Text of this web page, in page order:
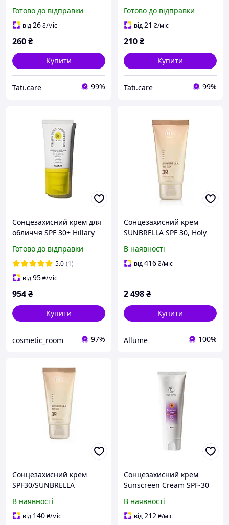
30 мл
Готово до відправки
від26₴/міс
260₴
Купити
Tati.care 99%
Готово до відправки
від21 ₴/міс
210₴
Купити
Tati.care 99%
Сонцезахисний крем для
обличчя SPF 30+ Hillary
Cream, 40 мл
Готово до відправки
5.0 (1)
від95₴/міс
954₴
Купити
cosmetic_room 97%
Сонцезахисний крем
SUNBRELLA SPF 30, Holy
В наявності
від416₴/міс
2 498₴
Купити
Allume 100%
Сонцезахисний крем
SPF30/SUNBRELLA
В наявності
від 140₴/міс
Сонцезахисний крем
Sunscreen Cream SPF-30
В наявності
від212₴/міс